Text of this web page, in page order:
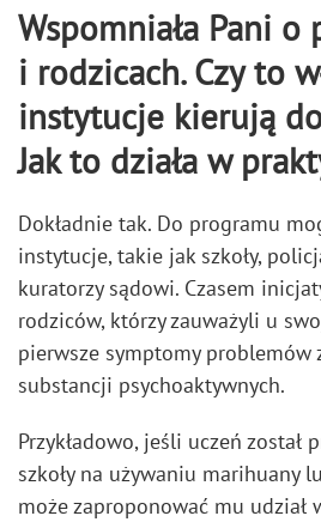
Wspomniała Pani
i rodzicach. Czy to
instytucje kierują
Jak to działa w
Dokładnie tak. Do programu
instytucje, takie jak szkoły,
kuratorzy sądowi. Czasem
rodziców, którzy zauważyli u
pierwsze symptomy problemów
substancji psychoaktywnych.
Przykładowo, jeśli uczeń został
szkoły na używaniu marihuany
może zaproponować mu udział